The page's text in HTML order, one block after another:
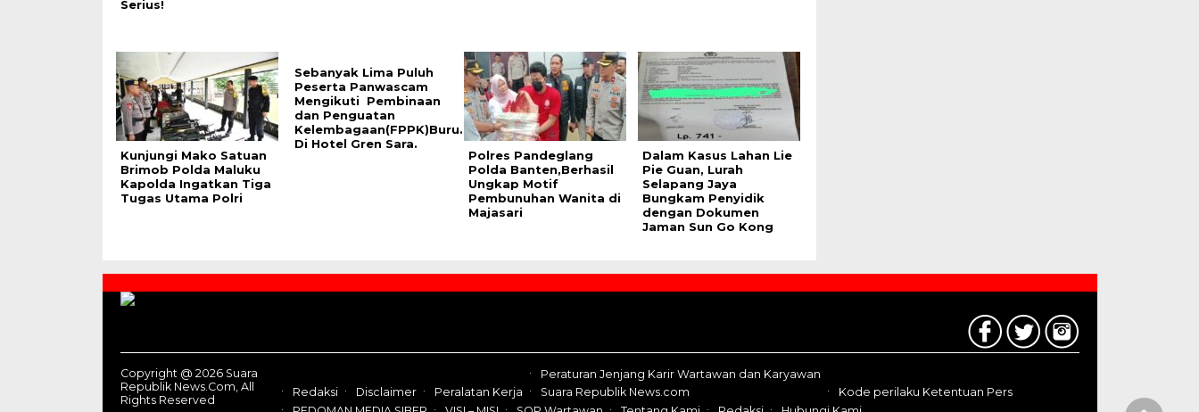
Serius!
Kunjungi Mako Satuan
Brimob Polda Maluku
Kapolda Ingatkan Tiga
Tugas Utama Polri
Sebanyak Lima Puluh
Peserta Panwascam
Mengikuti Pembinaan
dan Penguatan
Kelembagaan(FPPK)Buru.
Di Hotel Gren Sara.
Polres Pandeglang
Polda Banten,Berhasil
Ungkap Motif
Pembunuhan Wanita di
Majasari
Dalam Kasus Lahan Lie
Pie Guan, Lurah
Selapang Jaya
Bungkam Penyidik
dengan Dokumen
Jaman Sun Go Kong
Copyright @ 2026 Suara
Republik News.Com, All
Rights Reserved
Redaksi Disclaimer Peralatan Kerja
Peraturan Jenjang Karir Wartawan dan Karyawan
Suara Republik News.com
Kode perilaku Ketentuan Pers